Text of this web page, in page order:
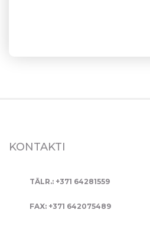
KONTAKTI
TĀLR.: +371 64281559
FAX: +371 642075489